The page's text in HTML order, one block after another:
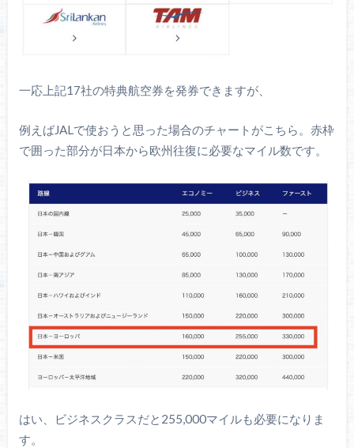
一応上記17社の特典航空券を発券できますが、
例えばJALで使おうと思った場合のチャートがこちら。赤枠
で囲った部分が日本から欧州往復に必要なマイル数です。
はい、ビジネスクラスだと255,000マイルも必要になりま
す。